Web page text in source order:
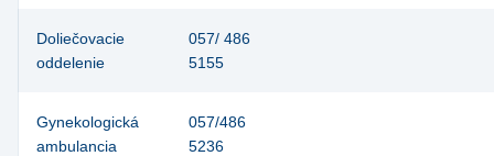
Doliečovacie
oddelenie
057/ 486
5155
Gynekologická
ambulancia
057/486
5236